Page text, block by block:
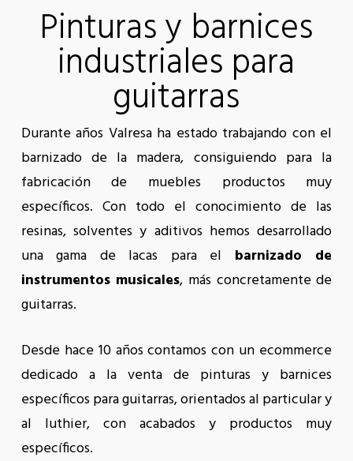
Pinturas y barnices
industriales para
guitarras
Durante años Valresa ha estado trabajando con el
barnizado de la madera, consiguiendo para la
fabricación de muebles productos muy
específicos. Con todo el conocimiento de las
resinas, solventes y aditivos hemos desarrollado
una gama de lacas para el barnizado de
instrumentos musicales, más concretamente de
guitarras.
Desde hace 10 años contamos con un ecommerce
dedicado a la venta de pinturas y barnices
específicos para guitarras, orientados al particular y
al luthier, con acabados y productos muy
específicos.